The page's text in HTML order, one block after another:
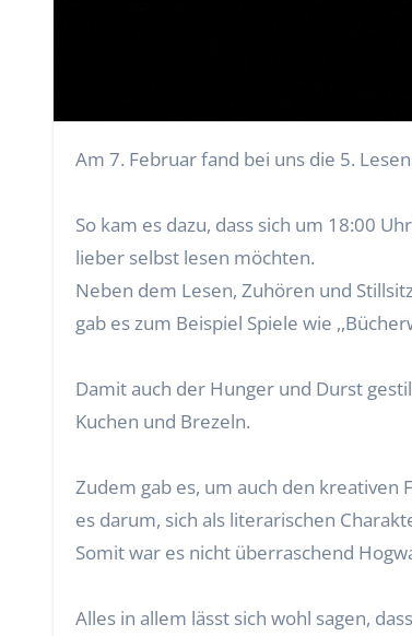
Am 7. Februar fand bei uns die 5.
So kam es dazu, dass sich um 18:00
lieber selbst lesen möchten.
Neben dem Lesen, Zuhören und
gab es zum Beispiel Spiele wie
Damit auch der Hunger und Durst
Kuchen und Brezeln.
Zudem gab es, um auch den
es darum, sich als literarischen
Somit war es nicht überraschend
Alles in allem lässt sich wohl sagen,